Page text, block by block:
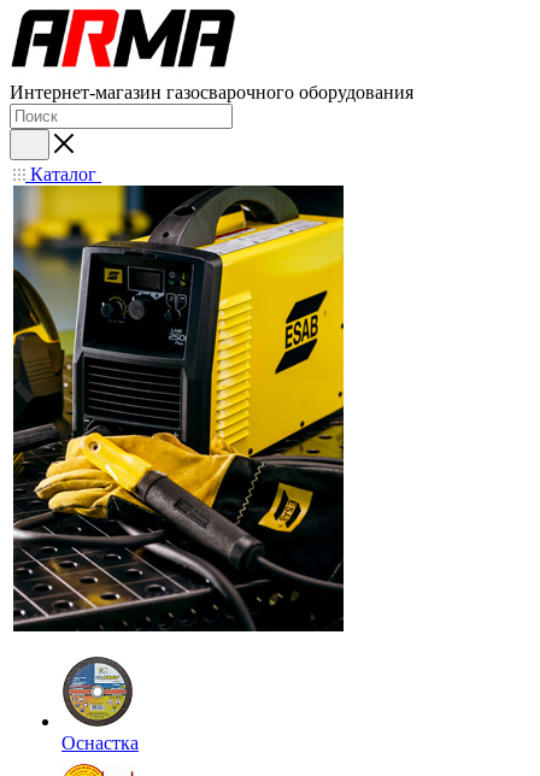
Интернет-магазин газосварочного оборудования
Каталог
Оснастка